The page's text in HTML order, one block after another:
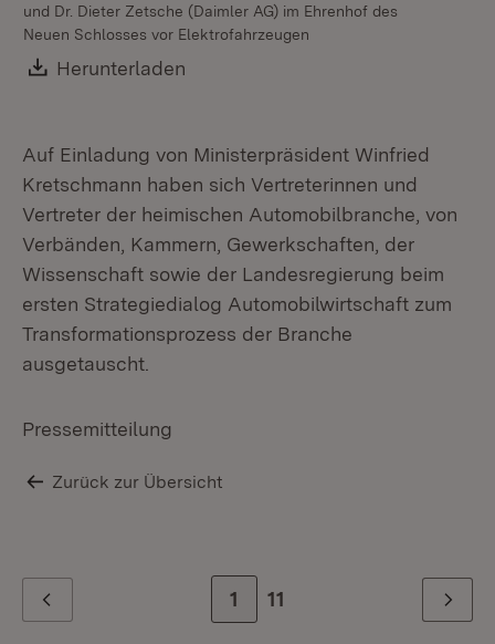
und Dr. Dieter Zetsche (Daimler AG) im Ehrenhof des
Neuen Schlosses vor Elektrofahrzeugen
Download:
Herunterladen
Auf Einladung von Ministerpräsident Winfried
Kretschmann haben sich Vertreterinnen und
Vertreter der heimischen Automobilbranche, von
Verbänden, Kammern, Gewerkschaften, der
Wissenschaft sowie der Landesregierung beim
ersten Strategiedialog Automobilwirtschaft zum
Transformationsprozess der Branche
ausgetauscht.
Pressemitteilung
Zurück zur Übersicht
Zur Seite
1 Zur letzten Seite
11 Weiter